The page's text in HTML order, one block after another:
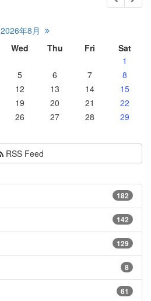
2026年8月
Wed Thu Fri
Sat
1
5 6 7
8
12 13 14
15
19 20 21
22
26 27 28
29
RSS Feed
182
142
129
8
61